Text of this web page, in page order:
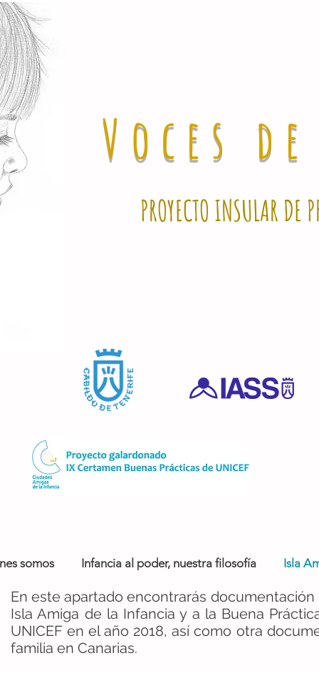
Voces
PROYECTO INSULAR
somos Infancia al poder, nuestra filosofía Isla
En este apartado encontrarás
Isla Amiga de la Infancia y a la Buena
UNICEF en el año 2018, así como otra
familia en Canarias.